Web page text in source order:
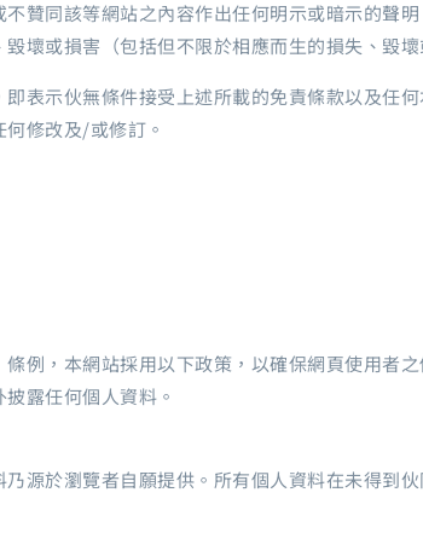
贊同該等網站之內容作出任何明示或暗示的聲
壞或損害（包括但不限於相應而生的損失、毀
表示伙無條件接受上述所載的免責條款以及任
修改及/或修訂。
例，本網站採用以下政策，以確保網頁使用者
露任何個人資料。
源於瀏覽者自願提供。所有個人資料在未得到